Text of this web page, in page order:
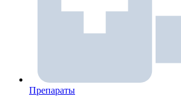
Препараты